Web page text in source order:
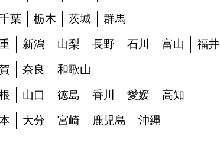
葉 栃木 茨城 群馬
新潟 山梨 長野 石川 富山 福井
奈良 和歌山
山口 徳島 香川 愛媛 高知
大分 宮崎 鹿児島 沖縄